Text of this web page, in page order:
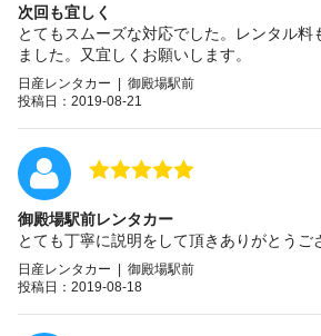
次回も宜しく
とてもスムーズな対応でした。レンタル料
ました。又宜しくお願いします。
日産レンタカー | 御殿場駅前
投稿日：2019-08-21
御殿場駅前レンタカー
とても丁寧に説明をして頂きありがとうご
日産レンタカー | 御殿場駅前
投稿日：2019-08-18